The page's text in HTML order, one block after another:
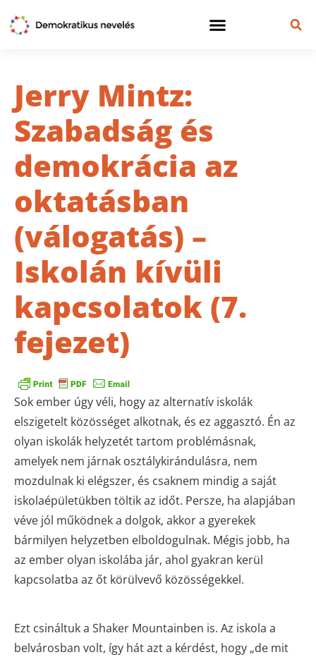
Jerry Mintz:
Szabadság és
demokrácia az
oktatásban
(válogatás) –
Iskolán kívüli
kapcsolatok (7.
fejezet)
Sok ember úgy véli, hogy az alternatív iskolák
elszigetelt közösséget alkotnak, és ez aggasztó. Én az
olyan iskolák helyzetét tartom problémásnak,
amelyek nem járnak osztálykirándulásra, nem
mozdulnak ki elégszer, és csaknem mindig a saját
iskolaépületükben töltik az időt. Persze, ha alapjában
véve jól működnek a dolgok, akkor a gyerekek
bármilyen helyzetben elboldogulnak. Mégis jobb, ha
az ember olyan iskolába jár, ahol gyakran kerül
kapcsolatba az őt körülvevő közösségekkel.
Ezt csináltuk a Shaker Mountainben is. Az iskola a
belvárosban volt, így hát azt a kérdést, hogy „de mit